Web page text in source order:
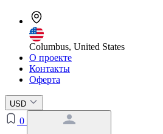
Columbus, United States
О проекте
Контакты
Оферта
USD
0